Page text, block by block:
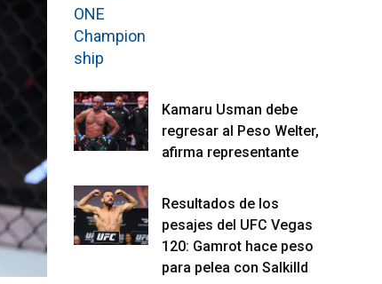
Kamaru Usman debe
regresar al Peso Welter,
afirma representante
Resultados de los
pesajes del UFC Vegas
120: Gamrot hace peso
para pelea con Salkilld